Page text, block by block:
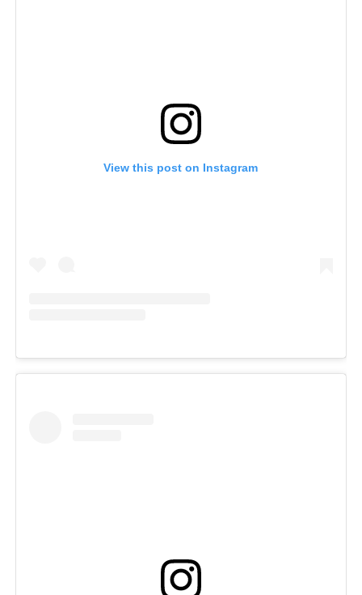
View this post on Instagram